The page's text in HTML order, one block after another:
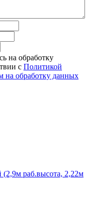
на обработку
с Политикой
на обработку данных
(2,9м раб.высота, 2,22м